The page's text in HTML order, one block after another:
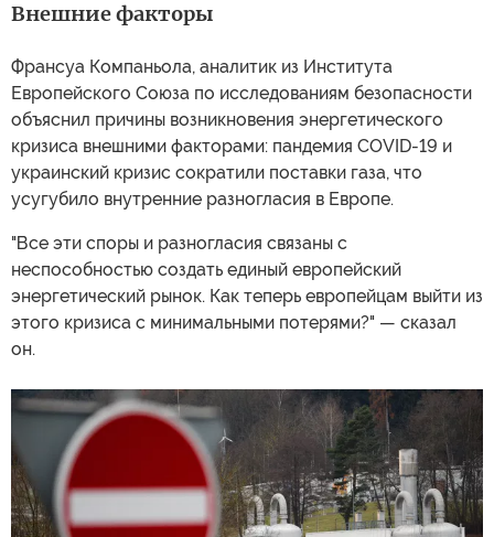
Внешние факторы
Франсуа Компаньола, аналитик из Института
Европейского Союза по исследованиям безопасности
объяснил причины возникновения энергетического
кризиса внешними факторами: пандемия COVID-19 и
украинский кризис сократили поставки газа, что
усугубило внутренние разногласия в Европе.
"Все эти споры и разногласия связаны с
неспособностью создать единый европейский
энергетический рынок. Как теперь европейцам выйти из
этого кризиса с минимальными потерями?" — сказал
он.